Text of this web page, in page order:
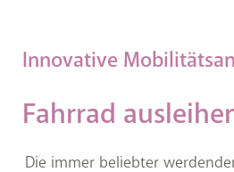
je nach Angebot
Kürzer als fünf
zurückgelegten
Zukunftskonzept.
vom Bund und Land Tirol.
relevanten
finden Sie in der
Innovative
Fahrrad
Die immer beliebter